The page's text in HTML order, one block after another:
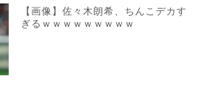
【画像】佐々木朗希、ちんこデカす
ぎるｗｗｗｗｗｗｗｗｗ